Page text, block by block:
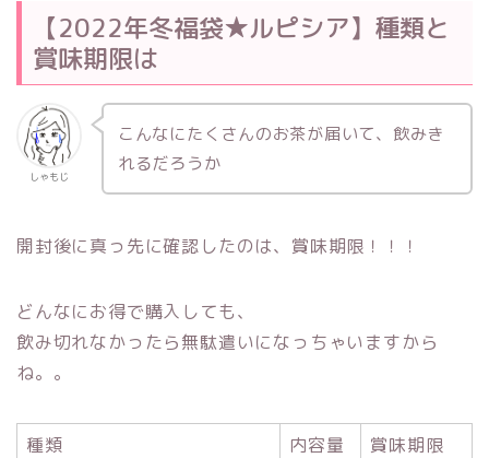
【2022年冬福袋★ルピシア】種類と
賞味期限は
しゃもじ
こんなにたくさんのお茶が届いて、飲みき
れるだろうか
開封後に真っ先に確認したのは、賞味期限！！！
どんなにお得で購入しても、
飲み切れなかったら無駄遣いになっちゃいますから
ね。。
種類 内容量
賞味期限